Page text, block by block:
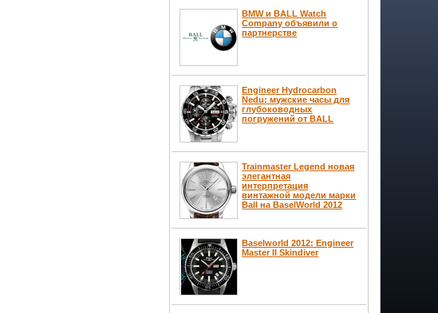
BMW и BALL Watch
Company объявили о
партнерстве
Engineer Hydrocarbon
Nedu: мужские часы для
глубоководных
погружений от BALL
Trainmaster Legend новая
элегантная
интерпретация
винтажной модели марки
Ball на BaselWorld 2012
Baselworld 2012: Engineer
Master II Skindiver